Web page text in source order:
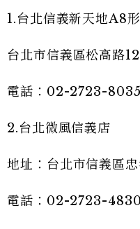
1.台北信義新天地A8
台北市信義區松高路
電話：02-2723-8035
2.台北微風信義店
地址：台北市信義區
電話：02-2723-4830